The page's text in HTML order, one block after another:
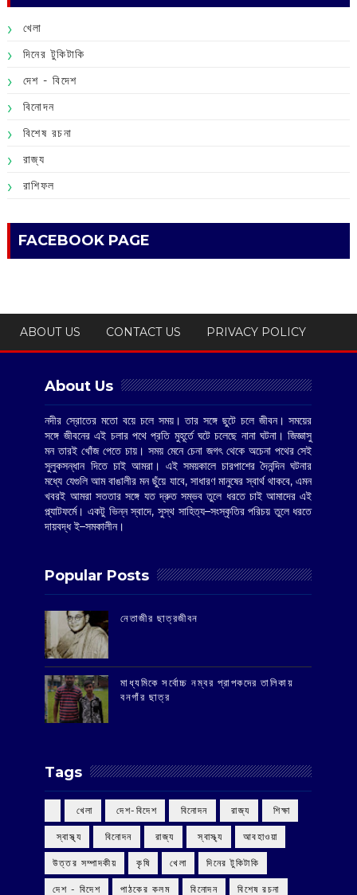
খেলা
দিনের টুকিটাকি
দেশ - বিদেশ
বিনোদন
বিশেষ রচনা
রাজ্য
রাশিফল
FACEBOOK PAGE
ABOUT US CONTACT US PRIVACY POLICY
About Us
নদীর স্রোতের মতো বয়ে চলে সময়। তার সঙ্গে ছুটে চলে জীবন। সময়ের
সঙ্গে জীবনের এই চলার পথে প্রতি মুহূর্তে ঘটে চলেছে নানা ঘটনা। জিজ্ঞাসু
মন তারই খোঁজ পেতে চায়। সময় মেনে চেনা জগৎ থেকে অচেনা পথের সেই
সুলুকসন্ধান দিতে চাই আমরা। এই সময়কালে চারপাশের দৈনন্দিন ঘটনার
মধ্যে যেগুলি আম বাঙালীর মন ছুঁয়ে যাবে, সাধারণ মানুষের স্বার্থ থাকবে, এমন
খবরই আমরা সততার সঙ্গে যত দ্রুত সম্ভব তুলে ধরতে চাই আমাদের এই
প্ল্যাটফর্মে। একটু ভিন্ন স্বাদে, সুস্থ সাহিত্য–সংস্কৃতির পরিচয় তুলে ধরতে
দায়বদ্ধ ই–সমকালীন।
Popular Posts
‌নেতাজীর ছাত্রজীবন
মাধ্যমিকে সর্বোচ্চ নম্বর প্রাপকদের তালিকায়
বনগাঁর ছাত্র
Tags
‌ খেলা ‌ দেশ-বিদেশ ‌ বিনোদন ‌ রাজ্য ‌ শিক্ষা
‌ স্বাস্থ্য ‌ বিনোদন ‌ রাজ্য ‌ স্বাস্থ্য আবহাওয়া
উত্তর সম্পাদকীয় কৃষি খেলা দিনের টুকিটাকি
দেশ - বিদেশ পাঠকের কলম বিনোদন বিশেষ রচনা